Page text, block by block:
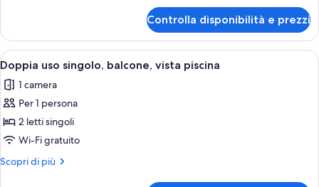
o
2
letti
singoli,
balcone,
vista
piscina
Standard
con
letto
matrimoniale
o
2
singoli,
balcone,
piscina
Controlla disponibilità e prezzi
Apri
tutte
le
foto
per
Doppia
uso
singolo,
Una camera d'hotel con un letto
4
Doppia uso singolo, balcone, vista piscina
1 camera
Per 1 persona
2 letti singoli
Wi-Fi gratuito
Scopri di più
Altri